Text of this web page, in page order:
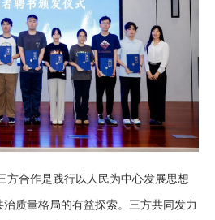
方合作是践行以人民为中心发展思想
质量格局的有益探索。三方共同发力